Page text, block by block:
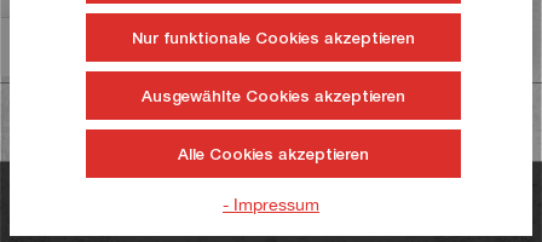
Informationen zur Produktsicherheit
Haben Sie noch Fragen?
Nur funktionale Cookies akzeptieren
Ausgewählte Cookies akzeptieren
Alle Cookies akzeptieren
- Impressum